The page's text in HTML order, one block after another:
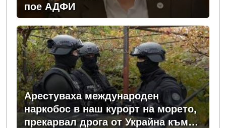
пое АДФИ
Арестуваха международен
наркобос в наш курорт на морето,
прекарвал дрога от Украйна към